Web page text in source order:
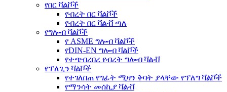
የበር ቫልቮች
የብረት በር ቫልቮች
የብረት በር ቫልቭ ጣለ
የግሎብ ቫልቮች
የ ASME ግሎብ ቫልቮች
የDIN-EN ግሎብ ቫልቮች
የተጭበረበረ የብረት ግሎብ ቫልቭ
የፕለጊን ቫልቮች
የተገለበጠ የግፊት ሚዛን ቅባት ያላቸው የፕለግ ቫልቮች
የማንሳት መሰኪያ ቫልቭ